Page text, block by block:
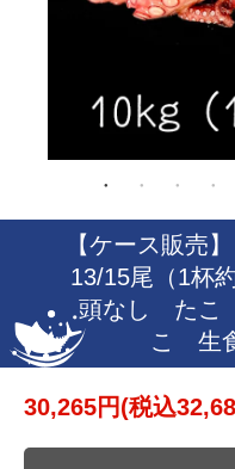
【ケース販
13/15尾（1杯
頭なし た
こ 生
30,265円(税込